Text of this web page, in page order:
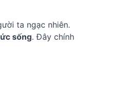
ta ngạc nhiên.
sống. Đây chính